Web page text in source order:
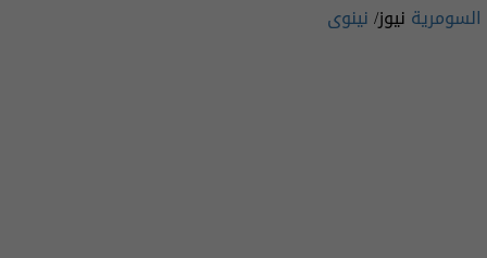
السومرية نيوز/نينوى